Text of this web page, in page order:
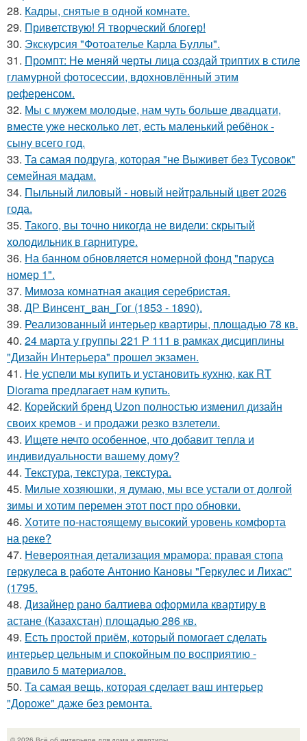
28. Кадры, снятые в одной комнате.
29. Приветствую! Я творческий блогер!
30. Экскурсия "Фотоателье Карла Буллы".
31. Промпт: Не меняй черты лица создай триптих в стиле
гламурной фотосессии, вдохновлённый этим
референсом.
32. Мы с мужем молодые, нам чуть больше двадцати,
вместе уже несколько лет, есть маленький ребёнок -
сыну всего год.
33. Та самая подруга, которая "не Выживет без Тусовок"
семейная мадам.
34. Пыльный лиловый - новый нейтральный цвет 2026
года.
35. Такого, вы точно никогда не видели: скрытый
холодильник в гарнитуре.
36. На банном обновляется номерной фонд "паруса
номер 1".
37. Мимоза комнатная акация серебристая.
38. ДР Винсент_ван_Гог (1853 - 1890).
39. Реализованный интерьер квартиры, площадью 78 кв.
40. 24 марта у группы 221 Р 111 в рамках дисциплины
"Дизайн Интерьера" прошел экзамен.
41. Не успели мы купить и установить кухню, как RT
Diorama предлагает нам купить.
42. Корейский бренд Uzon полностью изменил дизайн
своих кремов - и продажи резко взлетели.
43. Ищете нечто особенное, что добавит тепла и
индивидуальности вашему дому?
44. Текстура, текстура, текстура.
45. Милые хозяюшки, я думаю, мы все устали от долгой
зимы и хотим перемен этот пост про обновки.
46. Хотите по-настоящему высокий уровень комфорта
на реке?
47. Невероятная детализация мрамора: правая стопа
геркулеса в работе Антонио Кановы "Геркулес и Лихас"
(1795.
48. Дизайнер рано балтиева оформила квартиру в
астане (Казахстан) площадью 286 кв.
49. Есть простой приём, который помогает сделать
интерьер цельным и спокойным по восприятию -
правило 5 материалов.
50. Та самая вещь, которая сделает ваш интерьер
"Дороже" даже без ремонта.